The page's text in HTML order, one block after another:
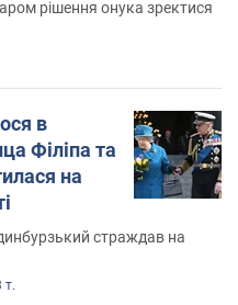
рішення онука зректися
в
Філіпа та
на
страждав на
т.